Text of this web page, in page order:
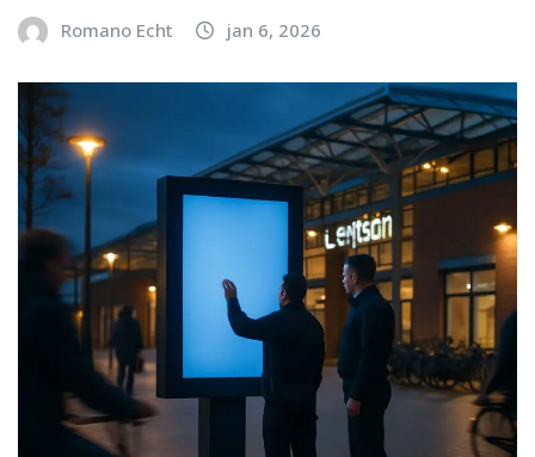
Romano Echt jan 6, 2026